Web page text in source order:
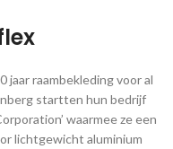
jaar raambekleding voor al
startten hun bedrijf
waarmee ze een
lichtgewicht aluminium